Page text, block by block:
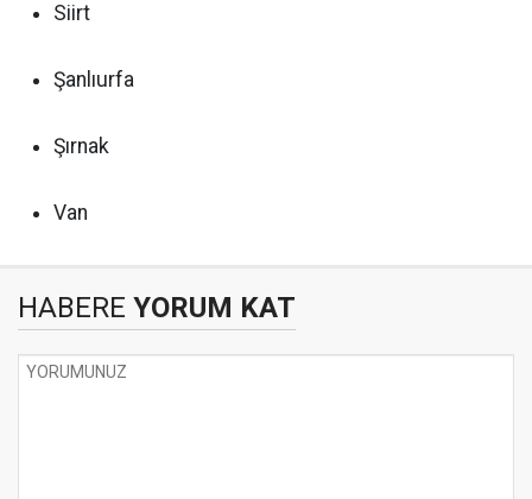
Siirt
Şanlıurfa
Şırnak
Van
HABERE YORUM KAT